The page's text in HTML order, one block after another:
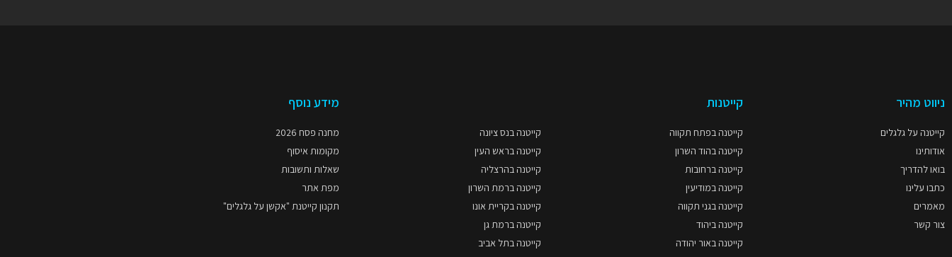
ניווט מהיר
קייטנה על גלגלים
אודותינו
בואו להדריך
כתבו עלינו
מאמרים
צור קשר
קייטנות
קייטנה בפתח תקווה
קייטנה בהוד השרון
קייטנה ברחובות
קייטנה במודיעין
קייטנה בגני תקווה
קייטנה ביהוד
קייטנה באור יהודה
קייטנה בנס ציונה
קייטנה בראש העין
קייטנה בהרצליה
קייטנה ברמת השרון
קייטנה בקריית אונו
קייטנה ברמת גן
קייטנה בתל אביב
מידע נוסף
מחנה פסח 2026
מקומות איסוף
שאלות ותשובות
מפת אתר
תקנון קייטנת "אקשן על גלגלים"